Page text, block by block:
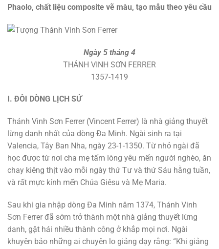
Phaolo, chất liệu composite vẽ màu, tạo mẫu theo yêu cầu
Ngày 5 tháng 4
THÁNH VINH SƠN FERRER
1357-1419
I. ĐÔI DÒNG LỊCH SỬ
Thánh Vinh Sơn Ferrer (Vincent Ferrer) là nhà giảng thuyết
lừng danh nhất của dòng Đa Minh. Ngài sinh ra tại
Valencia, Tây Ban Nha, ngày 23-1-1350. Từ nhỏ ngài đã
học được từ nơi cha mẹ tấm lòng yêu mến người nghèo, ăn
chay kiêng thịt vào mỗi ngày thứ Tư và thứ Sáu hằng tuần,
và rất mực kính mến Chúa Giêsu và Mẹ Maria.
Sau khi gia nhập dòng Đa Minh năm 1374, Thánh Vinh
Sơn Ferrer đã sớm trở thành một nhà giảng thuyết lừng
danh, gặt hái nhiều thành công ở khắp mọi nơi. Ngài
khuyên bảo những ai chuyên lo giảng dạy rằng: “Khi giảng